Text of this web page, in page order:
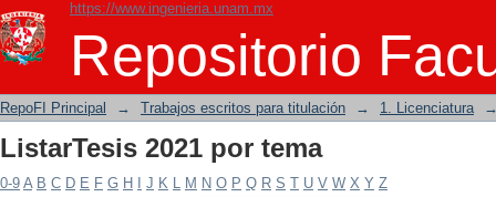
https://www.ingenieria.unam.mx
Repositorio
ListarTesis 2021 por tema
RepoFI Principal → Trabajos escritos para titulación → 1. Licenciatura
ListarTesis 2021 por tema
0-9 A B C D E F G H J K L M N O P Q R S T U V W X Y Z